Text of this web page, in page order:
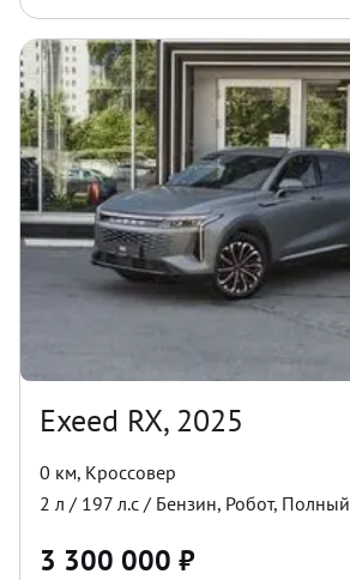
Exeed RX, 2025
0 км, Кроссовер
2 л / 197 л.с / Бензин, Робот, Полный
3 300 000 ₽